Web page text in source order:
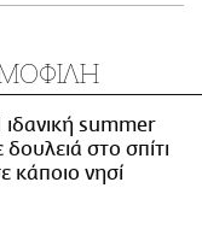
summer
δουλειά στο σπίτι
κάποιο νησί